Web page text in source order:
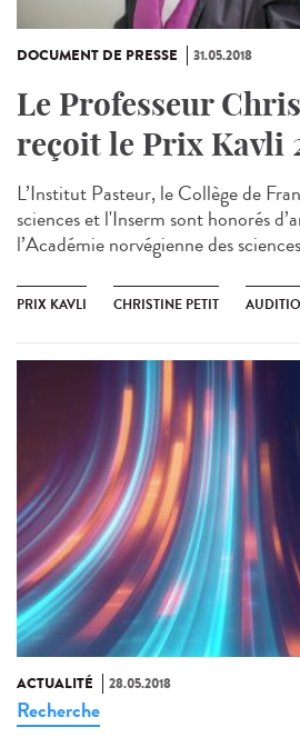
DOCUMENT DE PRESSE 31.05.2018
Le Professeur
reçoit le Prix Kavli
L’Institut Pasteur, le Collège de
sciences et l'Inserm sont honorés
l’Académie norvégienne des
PRIX KAVLI CHRISTINE PETIT
ACTUALITÉ 28.05.2018
Recherche